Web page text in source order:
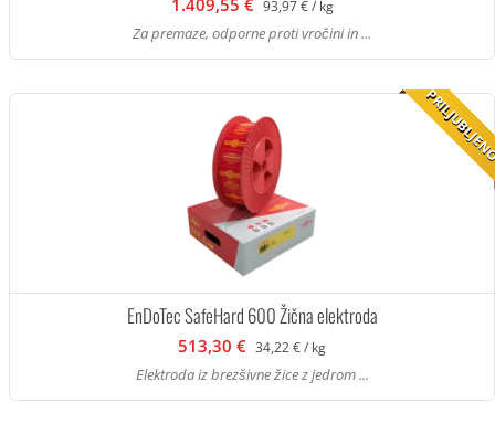
1.409,55 € 93,97 € / kg
Za premaze, odporne proti vročini in ...
EnDoTec SafeHard 600 Žična elektroda
513,30 € 34,22 € / kg
Elektroda iz brezšivne žice z jedrom ...